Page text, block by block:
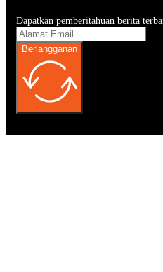
Dapatkan pemberitahuan berita
Berlangganan